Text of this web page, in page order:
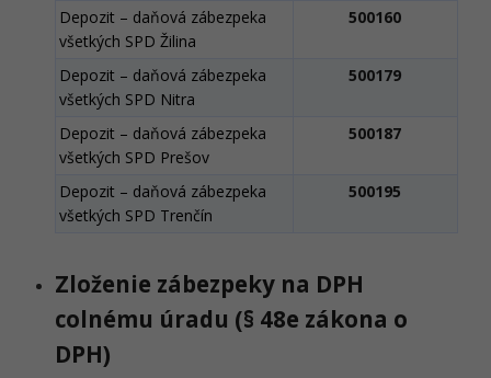
Depozit – daňová zábezpeka
všetkých SPD Žilina
500160
Depozit – daňová zábezpeka
všetkých SPD Nitra
500179
Depozit – daňová zábezpeka
všetkých SPD Prešov
500187
Depozit – daňová zábezpeka
všetkých SPD Trenčín
500195
Zloženie zábezpeky na DPH
colnému úradu (§ 48e zákona o
DPH)